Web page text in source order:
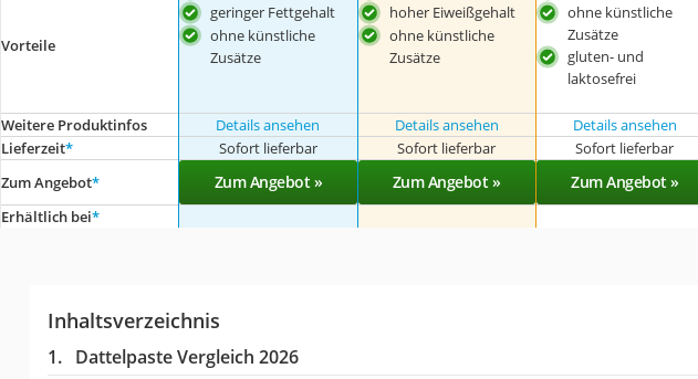
Vorteile
geringer Fettgehalt
ohne künstliche
Zusätze
hoher Eiweißgehalt
ohne künstliche
Zusätze
ohne künstliche
Zusätze
gluten- und
laktosefrei
Weitere Produktinfos Details ansehen Details ansehen Details ansehen
Lieferzeit* Sofort lieferbar Sofort lieferbar Sofort lieferbar
Zum Angebot* Zum Angebot » Zum Angebot » Zum Angebot »
Erhältlich bei*
Inhaltsverzeichnis
Dattelpaste Vergleich 2026